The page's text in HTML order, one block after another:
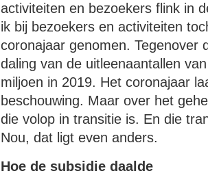
activiteiten en bezoekers flink in
ik bij bezoekers en activiteiten
coronajaar genomen. Tegenover
daling van de uitleenaantallen
miljoen in 2019. Het coronajaar
beschouwing. Maar over het
die volop in transitie is. En die
Nou, dat ligt even anders.
Hoe de subsidie daalde